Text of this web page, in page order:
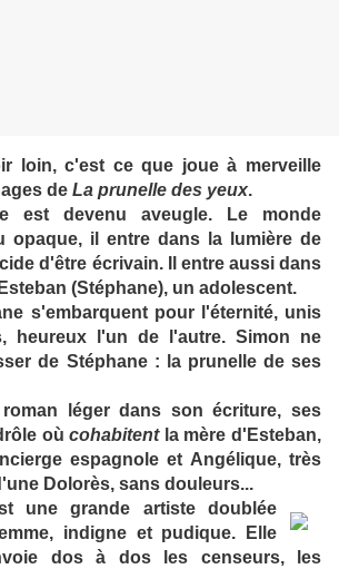
loin, c'est ce que joue à merveille
de La prunelle des yeux.
est devenu aveugle. Le monde
opaque, il entre dans la lumière de
d'être écrivain. Il entre aussi dans
(Stéphane), un adolescent.
s'embarquent pour l'éternité, unis
heureux l'un de l'autre. Simon ne
de Stéphane : la prunelle de ses
roman léger dans son écriture, ses
oùcohabitentla mère d'Esteban,
espagnole et Angélique, très
Dolorès, sans douleurs...
une grande artiste doublée
indigne et pudique. Elle
dos à dos les censeurs, les